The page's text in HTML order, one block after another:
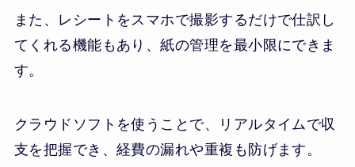
また、レシートをスマホで撮影するだけで仕訳し
てくれる機能もあり、紙の管理を最小限にできま
す。
クラウドソフトを使うことで、リアルタイムで収
支を把握でき、経費の漏れや重複も防げます。